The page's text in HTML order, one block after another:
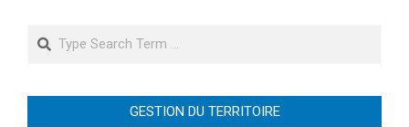
Search
GESTION DU TERRITOIRE